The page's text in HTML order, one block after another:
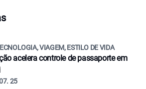
VIAGEM, ESTILO DE VIDA
acelera controle de passaporte em
25